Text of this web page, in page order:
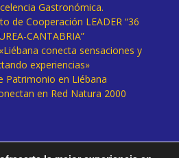
Gastronómica.
de Cooperación LEADER “36
CANTABRIA”
conecta sensaciones y
experiencias»
Patrimonio en Liébana
en Red Natura 2000